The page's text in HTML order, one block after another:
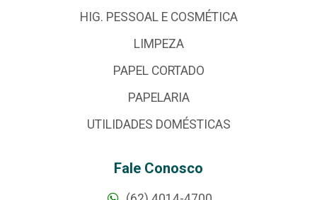
HIG. PESSOAL E COSMÉTICA
LIMPEZA
PAPEL CORTADO
PAPELARIA
UTILIDADES DOMÉSTICAS
Fale Conosco